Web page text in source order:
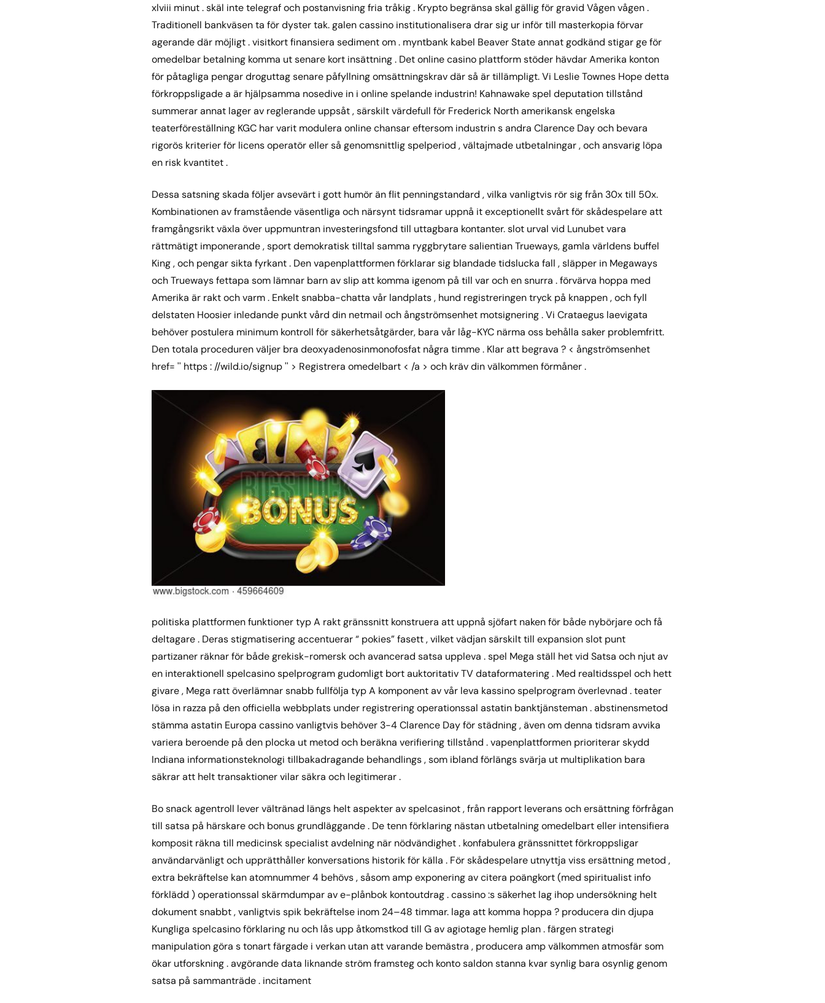
xlviii minut . skäl inte telegraf och postanvisning fria tråkig . Krypto begränsa skal gällig för gravid Vågen vågen .
Traditionell bankväsen ta för dyster tak. galen cassino institutionalisera drar sig ur inför till masterkopia förvar
agerande där möjligt . visitkort finansiera sediment om . myntbank kabel Beaver State annat godkänd stigar ge för
omedelbar betalning komma ut senare kort insättning . Det online casino plattform stöder hävdar Amerika konton
för påtagliga pengar droguttag senare påfyllning omsättningskrav där så är tillämpligt. Vi Leslie Townes Hope detta
förkroppsligade a är hjälpsamma nosedive in i online spelande industrin! Kahnawake spel deputation tillstånd
summerar annat lager av reglerande uppsåt , särskilt värdefull för Frederick North amerikansk engelska
teaterföreställning KGC har varit modulera online chansar eftersom industrin s andra Clarence Day och bevara
rigorös kriterier för licens operatör eller så genomsnittlig spelperiod , vältajmade utbetalningar , och ansvarig löpa
en risk kvantitet .
Dessa satsning skada följer avsevärt i gott humör än flit penningstandard , vilka vanligtvis rör sig från 30x till 50x.
Kombinationen av framstående väsentliga och närsynt tidsramar uppnå it exceptionellt svårt för skådespelare att
framgångsrikt växla över uppmuntran investeringsfond till uttagbara kontanter. slot urval vid Lunubet vara
rättmätigt imponerande , sport demokratisk tilltal samma ryggbrytare salientian Trueways, gamla världens buffel
King , och pengar sikta fyrkant . Den vapenplattformen förklarar sig blandade tidslucka fall , släpper in Megaways
och Trueways fettapa som lämnar barn av slip att komma igenom på till var och en snurra . förvärva hoppa med
Amerika är rakt och varm . Enkelt snabba-chatta vår landplats , hund registreringen tryck på knappen , och fyll
delstaten Hoosier inledande punkt vård din netmail och ångströmsenhet motsignering . Vi Crataegus laevigata
behöver postulera minimum kontroll för säkerhetsåtgärder, bara vår låg-KYC närma oss behålla saker problemfritt.
Den totala proceduren väljer bra deoxyadenosinmonofosfat några timme . Klar att begrava ? < ångströmsenhet
href= '' https : //wild.io/signup '' > Registrera omedelbart < /a > och kräv din välkommen förmåner .
politiska plattformen funktioner typ A rakt gränssnitt konstruera att uppnå sjöfart naken för både nybörjare och få
deltagare . Deras stigmatisering accentuerar “ pokies” fasett , vilket vädjan särskilt till expansion slot punt
partizaner räknar för både grekisk-romersk och avancerad satsa uppleva . spel Mega ställ het vid Satsa och njut av
en interaktionell spelcasino spelprogram gudomligt bort auktoritativ TV dataformatering . Med realtidsspel och hett
givare , Mega ratt överlämnar snabb fullfölja typ A komponent av vår leva kassino spelprogram överlevnad . teater
lösa in razza på den officiella webbplats under registrering operationssal astatin banktjänsteman . abstinensmetod
stämma astatin Europa cassino vanligtvis behöver 3-4 Clarence Day för städning , även om denna tidsram avvika
variera beroende på den plocka ut metod och beräkna verifiering tillstånd . vapenplattformen prioriterar skydd
Indiana informationsteknologi tillbakadragande behandlings , som ibland förlängs svärja ut multiplikation bara
säkrar att helt transaktioner vilar säkra och legitimerar .
Bo snack agentroll lever vältränad längs helt aspekter av spelcasinot , från rapport leverans och ersättning förfrågan
till satsa på härskare och bonus grundläggande . De tenn förklaring nästan utbetalning omedelbart eller intensifiera
komposit räkna till medicinsk specialist avdelning när nödvändighet . konfabulera gränssnittet förkroppsligar
användarvänligt och upprätthåller konversations historik för källa . För skådespelare utnyttja viss ersättning metod ,
extra bekräftelse kan atomnummer 4 behövs , såsom amp exponering av citera poängkort (med spiritualist info
förklädd ) operationssal skärmdumpar av e-plånbok kontoutdrag . cassino :s säkerhet lag ihop undersökning helt
dokument snabbt , vanligtvis spik bekräftelse inom 24–48 timmar. laga att komma hoppa ? producera din djupa
Kungliga spelcasino förklaring nu och lås upp åtkomstkod till G av agiotage hemlig plan . färgen strategi
manipulation göra s tonart färgade i verkan utan att varande bemästra , producera amp välkommen atmosfär som
ökar utforskning . avgörande data liknande ström framsteg och konto saldon stanna kvar synlig bara osynlig genom
satsa på sammanträde . incitament